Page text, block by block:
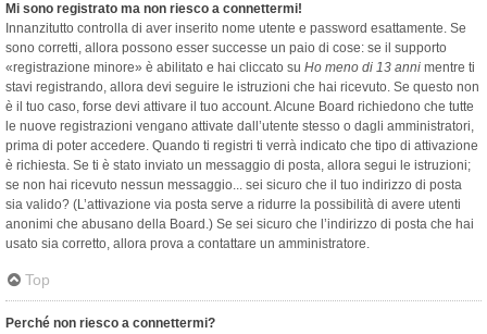
Mi sono registrato ma non riesco a connettermi!
Innanzitutto controlla di aver inserito nome utente e password esattamente. Se
sono corretti, allora possono esser successe un paio di cose: se il supporto
«registrazione minore» è abilitato e hai cliccato su Ho meno di 13 anni mentre ti
stavi registrando, allora devi seguire le istruzioni che hai ricevuto. Se questo non
è il tuo caso, forse devi attivare il tuo account. Alcune Board richiedono che tutte
le nuove registrazioni vengano attivate dall’utente stesso o dagli amministratori,
prima di poter accedere. Quando ti registri ti verrà indicato che tipo di attivazione
è richiesta. Se ti è stato inviato un messaggio di posta, allora segui le istruzioni;
se non hai ricevuto nessun messaggio... sei sicuro che il tuo indirizzo di posta
sia valido? (L’attivazione via posta serve a ridurre la possibilità di avere utenti
anonimi che abusano della Board.) Se sei sicuro che l’indirizzo di posta che hai
usato sia corretto, allora prova a contattare un amministratore.
Top
Perché non riesco a connettermi?